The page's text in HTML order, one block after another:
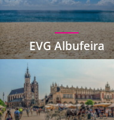
EVG Albufeira